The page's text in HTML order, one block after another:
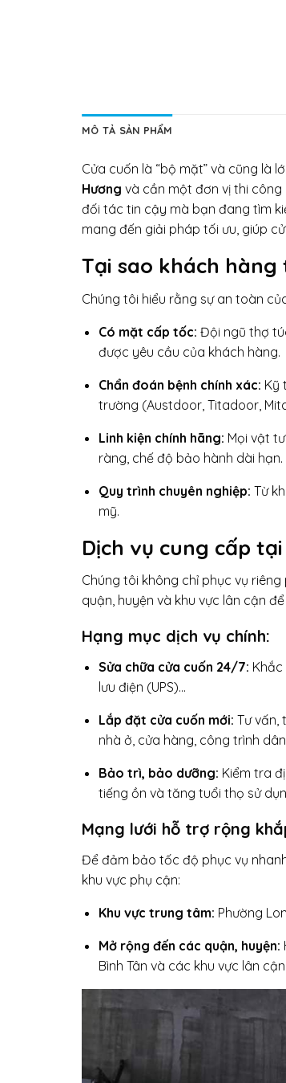
MÔ TẢ SẢN PHẨM
Cửa cuốn là “bộ mặt” và cũng là
Hương và cần một đơn vị thi
đối tác tin cậy mà bạn đang tìm
mang đến giải pháp tối ưu, giúp
Tại sao khách
Chúng tôi hiểu rằng sự an toàn
Có mặt cấp tốc: Đội ngũ thợ
được yêu cầu của khách hàng.
Chẩn đoán bệnh chính xác: Kỹ
trường (Austdoor, Titadoor,
Linh kiện chính hãng: Mọi vật
ràng, chế độ bảo hành dài hạn.
Quy trình chuyên nghiệp: Từ
mỹ.
Dịch vụ cung cấp
Chúng tôi không chỉ phục vụ
quận, huyện và khu vực lân cận
Hạng mục dịch vụ chính:
Sửa chữa cửa cuốn 24/7:
lưu điện (UPS)…
Lắp đặt cửa cuốn mới: Tư vấn,
nhà ở, cửa hàng, công trình
Bảo trì, bảo dưỡng: Kiểm tra
tiếng ồn và tăng tuổi thọ sử
Mạng lưới hỗ trợ rộng
Để đảm bảo tốc độ phục vụ
khu vực phụ cận:
Khu vực trung tâm: Phường
Mở rộng đến các quận, huyện:
Bình Tân và các khu vực lân